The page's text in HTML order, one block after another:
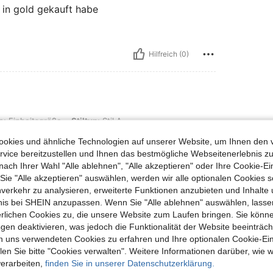
gold gekauft habe
Hilfreich (0)
Stiltyp: Stil A
Einheitsgröße Stiltyp:Stil A
Hilfreich (0)
Ansehen
und ähnliche Technologien auf unserer Website, um Ihnen den
bereitzustellen und Ihnen das bestmögliche Webseitenerlebnis
Ihrer Wahl "Alle ablehnen", "Alle akzeptieren" oder Ihre Cookie-
"Alle akzeptieren" auswählen, werden wir alle optionalen Cookies
zu analysieren, erweiterte Funktionen anzubieten und Inhalte
bei SHEIN anzupassen. Wenn Sie "Alle ablehnen" auswählen,
Cookies zu, die unsere Website zum Laufen bringen. Sie
deaktivieren, was jedoch die Funktionalität der Website
uns verwendeten Cookies zu erfahren und Ihre optionalen Cookie-
Sie bitte "Cookies verwalten". Weitere Informationen darüber, wie
finden Sie in unserer Datenschutzerklärung.